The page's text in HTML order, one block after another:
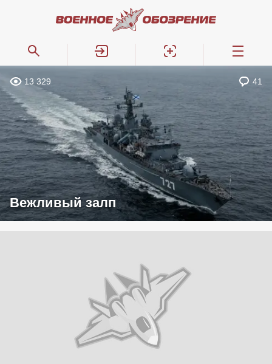
13 329 41
Вежливый залп